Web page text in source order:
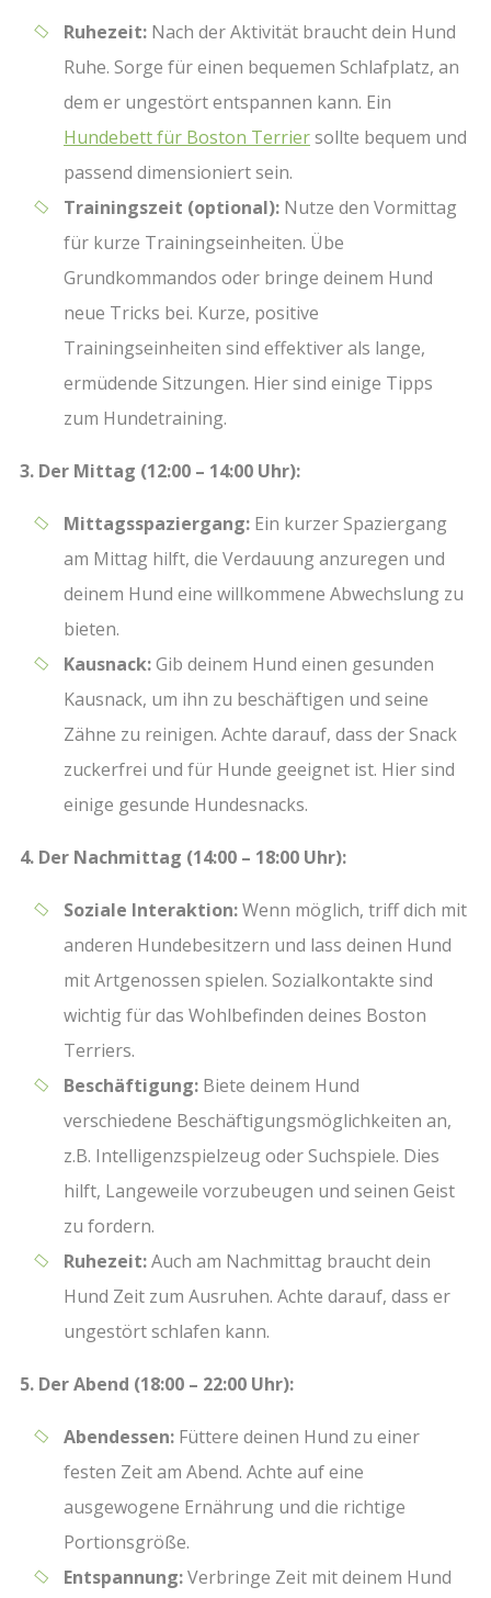
Ruhezeit: Nach der Aktivität braucht dein Hund
Ruhe. Sorge für einen bequemen Schlafplatz, an
dem er ungestört entspannen kann. Ein
Hundebett für Boston Terriersollte bequem und
passend dimensioniert sein.
Trainingszeit (optional): Nutze den Vormittag
für kurze Trainingseinheiten. Übe
Grundkommandos oder bringe deinem Hund
neue Tricks bei. Kurze, positive
Trainingseinheiten sind effektiver als lange,
ermüdende Sitzungen. Hier sind einige Tipps
zum Hundetraining.
3. Der Mittag (12:00 – 14:00 Uhr):
Mittagsspaziergang: Ein kurzer Spaziergang
am Mittag hilft, die Verdauung anzuregen und
deinem Hund eine willkommene Abwechslung zu
bieten.
Kausnack:Gib deinem Hund einen gesunden
Kausnack, um ihn zu beschäftigen und seine
Zähne zu reinigen. Achte darauf, dass der Snack
zuckerfrei und für Hunde geeignet ist. Hier sind
einige gesunde Hundesnacks.
4. Der Nachmittag (14:00 – 18:00 Uhr):
Soziale Interaktion:Wenn möglich, triff dich mit
anderen Hundebesitzern und lass deinen Hund
mit Artgenossen spielen. Sozialkontakte sind
wichtig für das Wohlbefinden deines Boston
Terriers.
Beschäftigung: Biete deinem Hund
verschiedene Beschäftigungsmöglichkeiten an,
z.B. Intelligenzspielzeug oder Suchspiele. Dies
hilft, Langeweile vorzubeugen und seinen Geist
zu fordern.
Ruhezeit:Auch am Nachmittag braucht dein
Hund Zeit zum Ausruhen. Achte darauf, dass er
ungestört schlafen kann.
5. Der Abend (18:00 – 22:00 Uhr):
Abendessen: Füttere deinen Hund zu einer
festen Zeit am Abend. Achte auf eine
ausgewogene Ernährung und die richtige
Portionsgröße.
Entspannung:Verbringe Zeit mit deinem Hund